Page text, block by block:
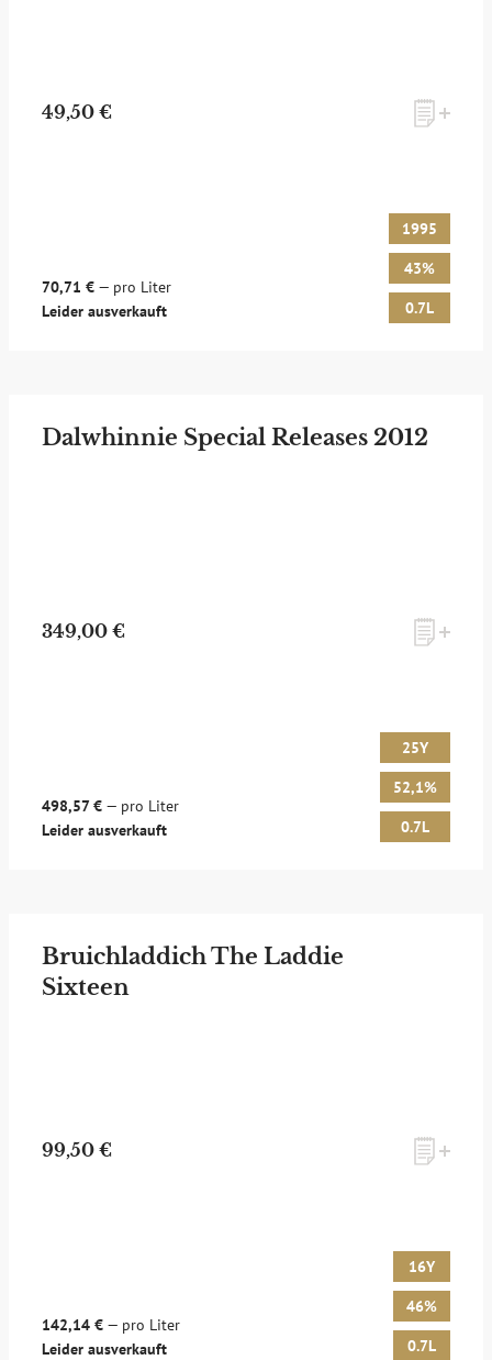
49,50 €
70,71 € — pro Liter
Leider ausverkauft
1995
43%
0.7L
Dalwhinnie Special Releases 2012
349,00 €
498,57 € — pro Liter
Leider ausverkauft
25Y
52,1%
0.7L
Bruichladdich The Laddie
Sixteen
99,50 €
142,14 € — pro Liter
Leider ausverkauft
16Y
46%
0.7L